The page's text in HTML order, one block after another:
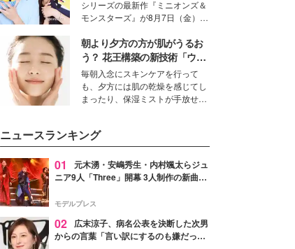
な髪を日常で叶える、美容好きの
女性たちのヘアケア事情を紹介し
ます。
だけじゃない“友情と絆”に感
動
シリーズの最新作『ミニオンズ＆
モンスターズ』が8月7日（金）に
ニオン好き”という共通点を持つモ
デルの宮城舞と島村雄大の特別対
談をお届け！それぞれの視点か
ら、今作ならではの魅力や予想外
の感動をもたらす奥深いストーリ
ーについて熱く語り合ってもらっ
朝より夕方の方が肌がうるお
う？ 花王構築の新技術「ウォ
ーターキャプチャリングスキ
ン（捕水肌）」がスキンケア
の常識を変える予感
毎朝入念にスキンケアを行って
も、夕方には肌の乾燥を感じてし
まったり、保湿ミストが手放せな
性を秘めた、革新的な「Water
Capturing Skin（ウォーターキャ
プチャリングスキン：捕水肌）」
技術を、花王が構築した。
ニュースランキング
01
元木湧・安嶋秀生・内村颯太らジュ
ニア9人「Three」開幕 3人制作の新曲＆
進んで夢を掴みたい」【ゲネプロレポ】
モデルプレス
02
広末涼子、病名公表を決断した次男
からの言葉「言い訳にするのも嫌だっ